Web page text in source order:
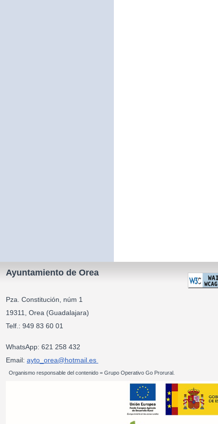
Ayuntamiento de Orea
Pza. Constitución, núm 1
19311, Orea (Guadalajara)
Telf.: 949 83 60 01
WhatsApp: 621 258 432
Email: ayto_orea@hotmail.es
Organismo responsable del contenido = Grupo Operativo Go Prorural.